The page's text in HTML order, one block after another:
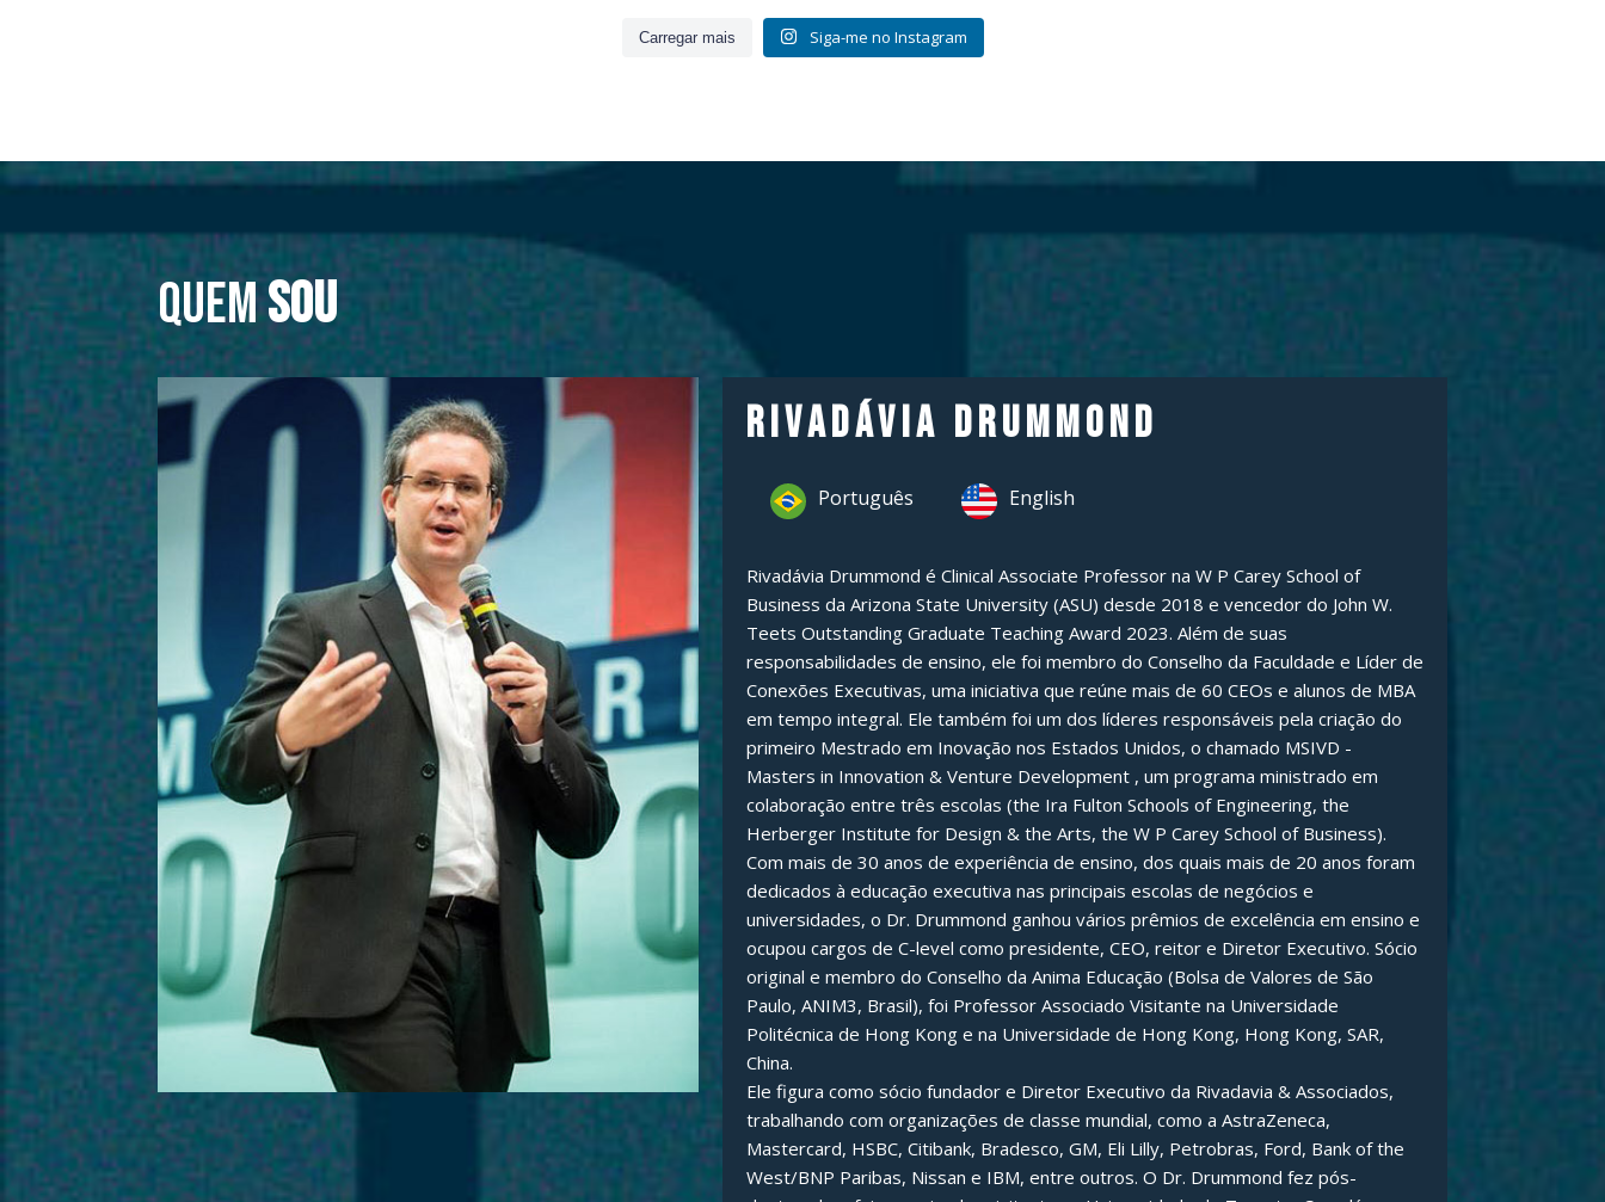
Carregar mais Siga-me no Instagram
Quemsou
Rivadávia Drummond
Português English
Rivadávia Drummond é Clinical Associate Professor na W P Carey School of
Business da Arizona State University (ASU) desde 2018 e vencedor do John W.
Teets Outstanding Graduate Teaching Award 2023. Além de suas
responsabilidades de ensino, ele foi membro do Conselho da Faculdade e Líder de
Conexões Executivas, uma iniciativa que reúne mais de 60 CEOs e alunos de MBA
em tempo integral. Ele também foi um dos líderes responsáveis pela criação do
primeiro Mestrado em Inovação nos Estados Unidos, o chamado MSIVD -
Masters in Innovation & Venture Development , um programa ministrado em
colaboração entre três escolas (the Ira Fulton Schools of Engineering, the
Herberger Institute for Design & the Arts, the W P Carey School of Business).
Com mais de 30 anos de experiência de ensino, dos quais mais de 20 anos foram
dedicados à educação executiva nas principais escolas de negócios e
universidades, o Dr. Drummond ganhou vários prêmios de excelência em ensino e
ocupou cargos de C-level como presidente, CEO, reitor e Diretor Executivo. Sócio
original e membro do Conselho da Anima Educação (Bolsa de Valores de São
Paulo, ANIM3, Brasil), foi Professor Associado Visitante na Universidade
Politécnica de Hong Kong e na Universidade de Hong Kong, Hong Kong, SAR,
China.
Ele figura como sócio fundador e Diretor Executivo da Rivadavia & Associados,
trabalhando com organizações de classe mundial, como a AstraZeneca,
Mastercard, HSBC, Citibank, Bradesco, GM, Eli Lilly, Petrobras, Ford, Bank of the
West/BNP Paribas, Nissan e IBM, entre outros. O Dr. Drummond fez pós-